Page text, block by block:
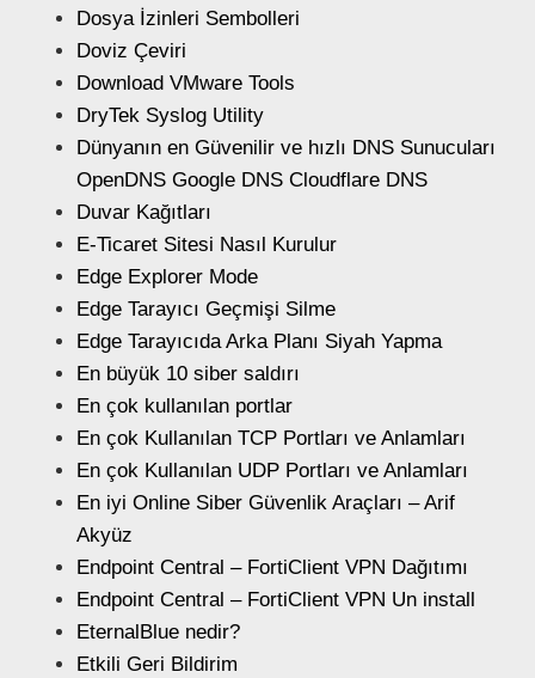
Dosya İzinleri Sembolleri
Doviz Çeviri
Download VMware Tools
DryTek Syslog Utility
Dünyanın en Güvenilir ve hızlı DNS Sunucuları
OpenDNS Google DNS Cloudflare DNS
Duvar Kağıtları
E-Ticaret Sitesi Nasıl Kurulur
Edge Explorer Mode
Edge Tarayıcı Geçmişi Silme
Edge Tarayıcıda Arka Planı Siyah Yapma
En büyük 10 siber saldırı
En çok kullanılan portlar
En çok Kullanılan TCP Portları ve Anlamları
En çok Kullanılan UDP Portları ve Anlamları
En iyi Online Siber Güvenlik Araçları – Arif
Akyüz
Endpoint Central – FortiClient VPN Dağıtımı
Endpoint Central – FortiClient VPN Un install
EternalBlue nedir?
Etkili Geri Bildirim